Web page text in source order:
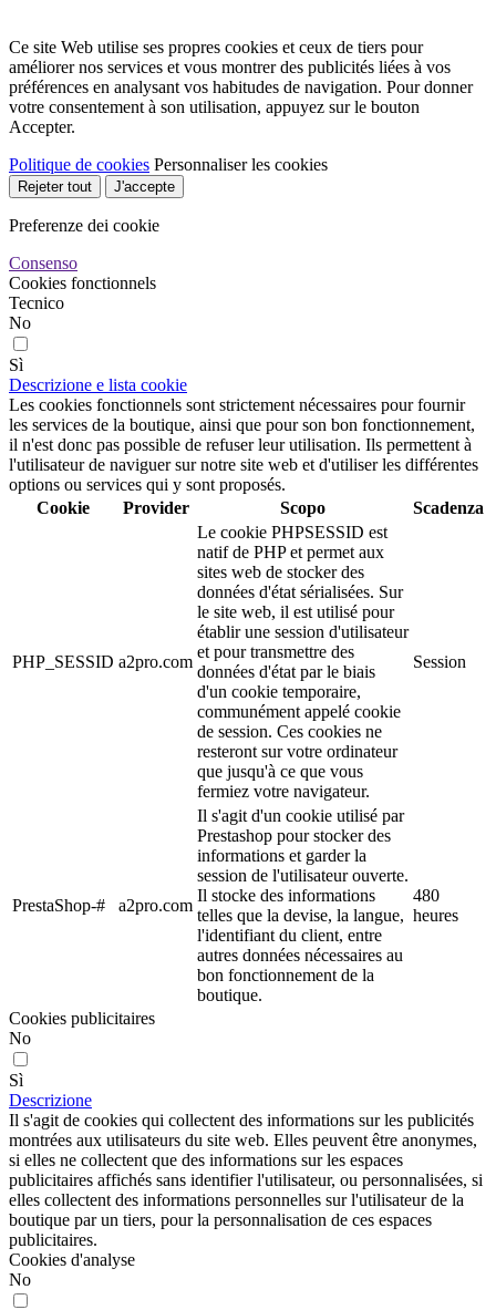
Ce site Web utilise ses propres cookies et ceux de tiers pour
améliorer nos services et vous montrer des publicités liées à vos
préférences en analysant vos habitudes de navigation. Pour donner
votre consentement à son utilisation, appuyez sur le bouton
Accepter.
Politique de cookies Personnaliser les cookies
Rejeter tout J'accepte
Preferenze dei cookie
Consenso
Cookies fonctionnels
Tecnico
No
Sì
Descrizione e lista cookie
Les cookies fonctionnels sont strictement nécessaires pour fournir
les services de la boutique, ainsi que pour son bon fonctionnement,
il n'est donc pas possible de refuser leur utilisation. Ils permettent à
l'utilisateur de naviguer sur notre site web et d'utiliser les différentes
options ou services qui y sont proposés.
Cookie
Provider Scopo Scadenza
PHP_SESSID a2pro.com
Le cookie PHPSESSID est
natif de PHP et permet aux
sites web de stocker des
données d'état sérialisées. Sur
le site web, il est utilisé pour
établir une session d'utilisateur
et pour transmettre des
données d'état par le biais
d'un cookie temporaire,
communément appelé cookie
de session. Ces cookies ne
resteront sur votre ordinateur
que jusqu'à ce que vous
fermiez votre navigateur.
Session
PrestaShop-# a2pro.com
Il s'agit d'un cookie utilisé par
Prestashop pour stocker des
informations et garder la
session de l'utilisateur ouverte.
Il stocke des informations
telles que la devise, la langue,
l'identifiant du client, entre
autres données nécessaires au
bon fonctionnement de la
boutique.
480
heures
Cookies publicitaires
No
Sì
Descrizione
Il s'agit de cookies qui collectent des informations sur les publicités
montrées aux utilisateurs du site web. Elles peuvent être anonymes,
si elles ne collectent que des informations sur les espaces
publicitaires affichés sans identifier l'utilisateur, ou personnalisées, si
elles collectent des informations personnelles sur l'utilisateur de la
boutique par un tiers, pour la personnalisation de ces espaces
publicitaires.
Cookies d'analyse
No